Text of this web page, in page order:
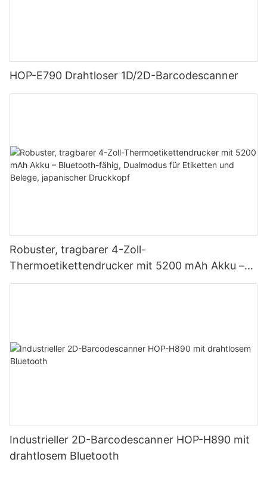
HOP-E790 Drahtloser 1D/2D-Barcodescanner
Robuster, tragbarer 4-Zoll-
Thermoetikettendrucker mit 5200 mAh Akku –
Bluetooth-fähig, Dualmodus für Etiketten und
Industrieller 2D-Barcodescanner HOP-H890 mit
drahtlosem Bluetooth